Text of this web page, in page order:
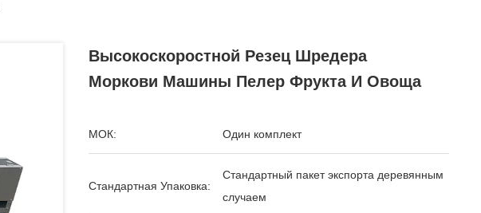
Высокоскоростной Резец Шредера
Моркови Машины Пелер Фрукта И Овоща
МОК: Один комплект
Стандартная Упаковка:
Стандартный пакет экспорта деревянным
случаем